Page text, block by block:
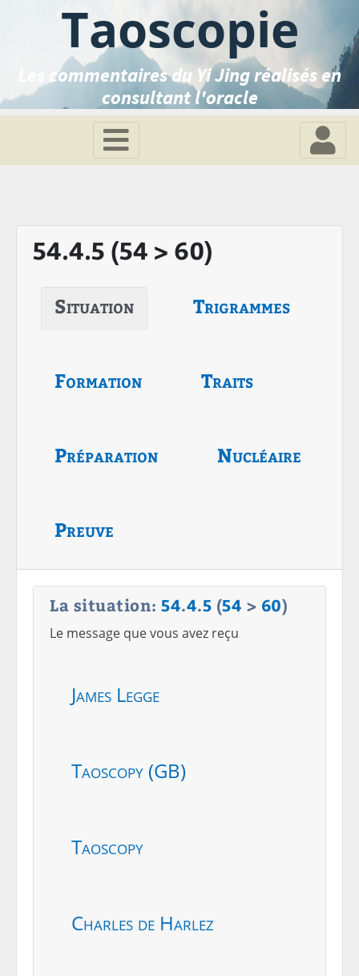
Taoscopie
Les commentaires du Yi Jing réalisés en
consultant l'oracle
54.4.5 (54 > 60)
Situation Trigrammes
Formation Traits
Préparation Nucléaire
Preuve
La situation: 54.4.5 (54 > 60)
Le message que vous avez reçu
James Legge
Taoscopy (GB)
Taoscopy
Charles de Harlez